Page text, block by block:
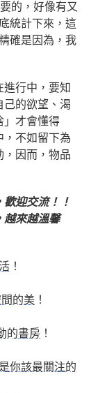
的，好像有又
統計下來，這
確是因為，我
行中，要知
己的欲望、渴
」才會懂得
，不如留下為
，因而，物品
歡迎交流！！
越來越溫馨
！
的美 ！
的書房 ！
你該最關注的